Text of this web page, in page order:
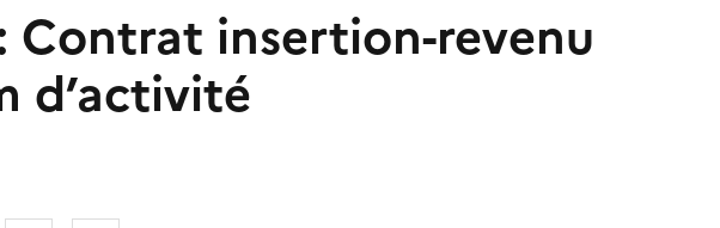
Contrat insertion-revenu
d’activité